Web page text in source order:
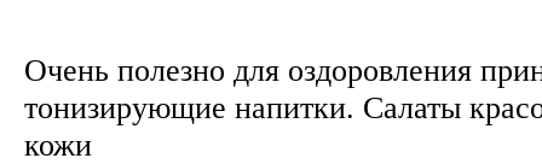
Очень полезно для оздоровления
тонизирующие напитки. Салаты
кожи